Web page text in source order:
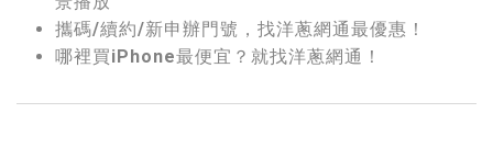
攜碼/續約/新申辦門號，找洋蔥網通最優惠！
哪裡買iPhone最便宜？就找洋蔥網通！